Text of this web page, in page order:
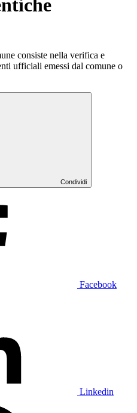
consiste nella verifica e
ufficiali emessi dal comune o
Condividi
Facebook
Linkedin